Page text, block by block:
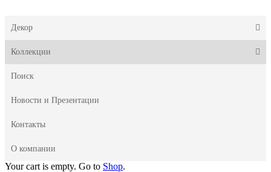
Декор
Коллекции
Поиск
Новости и Презентации
Контакты
О компании
Your cart is empty. Go to Shop.